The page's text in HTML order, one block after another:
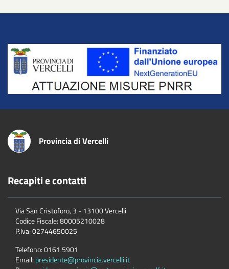
Title
Provincia di Vercelli
Recapiti e contatti
Via San Cristoforo, 3 - 13100 Vercelli
Codice Fiscale:80005210028
P.Iva:02744650025
Telefono:0161 5901
Email: presidente@provincia.vercelli.it